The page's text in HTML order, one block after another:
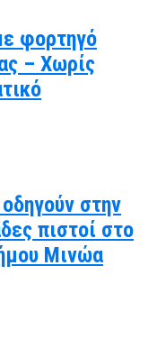
φορτηγό
– Χωρίς
στην
πιστοί στο
Μινώα